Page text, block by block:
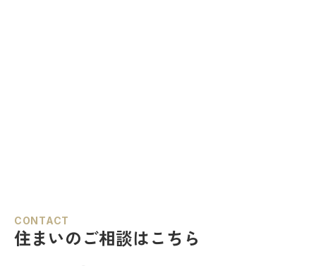
CONTACT
住まいのご相談はこちら